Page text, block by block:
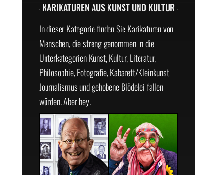
KARIKATUREN AUS KUNST UND KULTUR
In dieser Kategorie finden Sie Karikaturen von
Menschen, die streng genommen in die
Unterkategorien Kunst, Kultur, Literatur,
Philosophie, Fotografie, Kabarett/Kleinkunst,
Journalismus und gehobene Blödelei fallen
würden. Aber hey.